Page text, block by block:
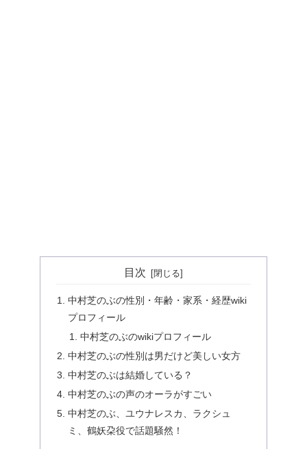
目次
中村芝のぶの性別・年齢・家系・経歴wiki
プロフィール
中村芝のぶのwikiプロフィール
中村芝のぶの性別は男だけど美しい女方
中村芝のぶは結婚している？
中村芝のぶの声のオーラがすごい
中村芝のぶ、ユウナレスカ、ラクシュ
ミ、鶴妖朶役で話題騒然！